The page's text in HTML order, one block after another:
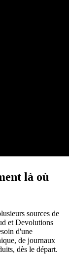
là où
sources de
et Devolutions
d'une
de journaux
dès le départ.